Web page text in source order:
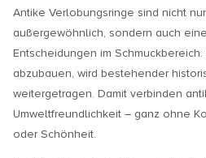
Antike Verlobungsringe sind nicht
außergewöhnlich, sondern auch
Entscheidungen im
abzubauen, wird bestehender
weitergetragen. Damit verbinden
Umweltfreundlichkeit – ganz ohne
oder Schönheit.